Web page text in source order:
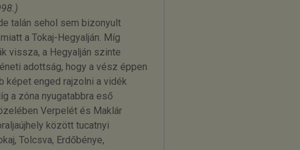
talán sehol sem bizonyult
a Tokaj-Hegyalján. Míg
vissza, a Hegyalján szinte
adottság, hogy a vész éppen
képet enged rajzolni a vidék
a zóna nyugatabbra eső
Verpelét és Maklár
között tucatnyi
Tolcsva, Erdőbénye,